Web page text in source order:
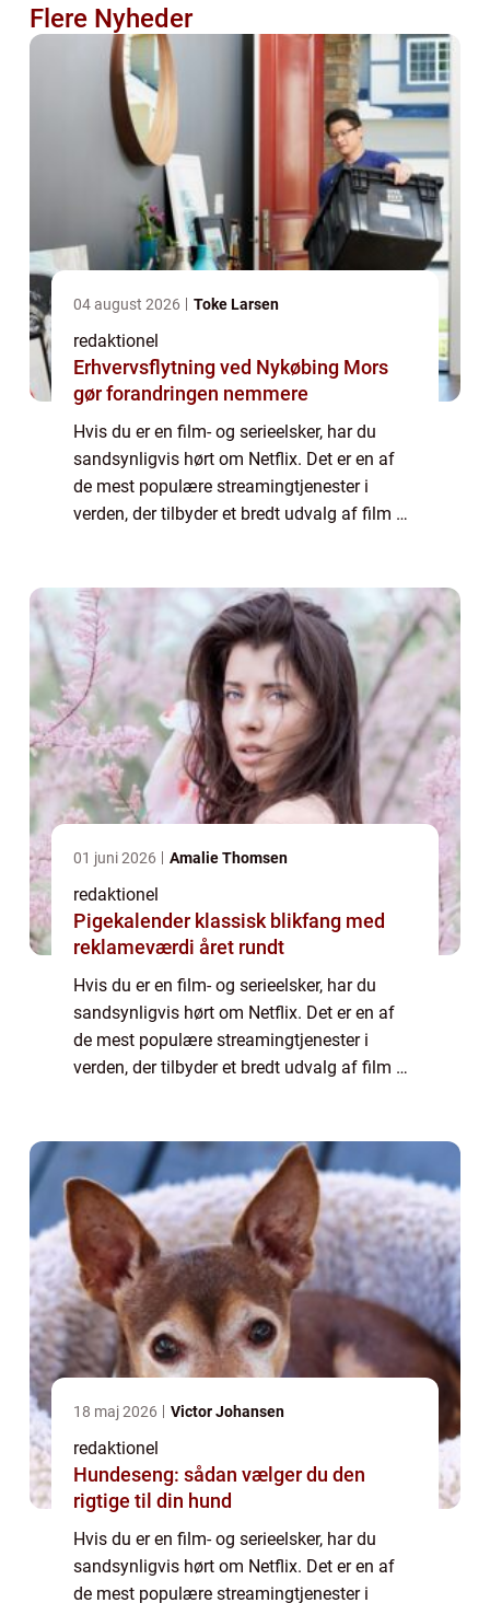
Flere Nyheder
04 august 2026 Toke Larsen
redaktionel
Erhvervsflytning ved Nykøbing Mors
gør forandringen nemmere
Hvis du er en film- og serieelsker, har du
sandsynligvis hørt om Netflix. Det er en af
de mest populære streamingtjenester i
verden, der tilbyder et bredt udvalg af film og
01 juni 2026 Amalie Thomsen
redaktionel
Pigekalender klassisk blikfang med
reklameværdi året rundt
Hvis du er en film- og serieelsker, har du
sandsynligvis hørt om Netflix. Det er en af
de mest populære streamingtjenester i
verden, der tilbyder et bredt udvalg af film og
18 maj 2026 Victor Johansen
redaktionel
Hundeseng: sådan vælger du den
rigtige til din hund
Hvis du er en film- og serieelsker, har du
sandsynligvis hørt om Netflix. Det er en af
de mest populære streamingtjenester i